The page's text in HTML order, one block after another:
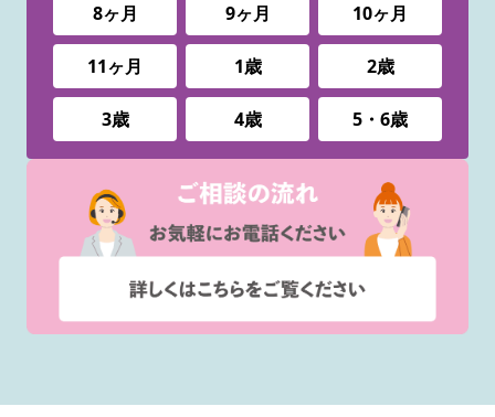
8ヶ月 9ヶ月 10ヶ月
11ヶ月 1歳 2歳
3歳 4歳 5・6歳